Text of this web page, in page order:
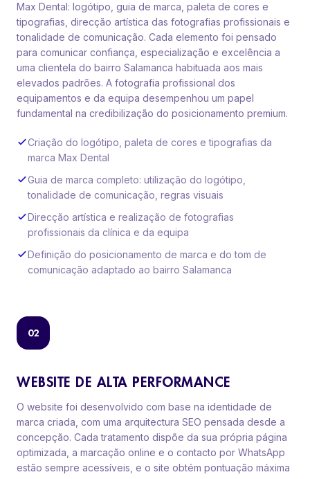
Max Dental: logótipo, guia de marca, paleta de cores e
tipografias, direcção artística das fotografias profissionais e
tonalidade de comunicação. Cada elemento foi pensado
para comunicar confiança, especialização e excelência a
uma clientela do bairro Salamanca habituada aos mais
elevados padrões. A fotografia profissional dos
equipamentos e da equipa desempenhou um papel
fundamental na credibilização do posicionamento premium.
Criação do logótipo, paleta de cores e tipografias da
marca Max Dental
Guia de marca completo: utilização do logótipo,
tonalidade de comunicação, regras visuais
Direcção artística e realização de fotografias
profissionais da clínica e da equipa
Definição do posicionamento de marca e do tom de
comunicação adaptado ao bairro Salamanca
02
WEBSITE DE ALTA PERFORMANCE
O website foi desenvolvido com base na identidade de
marca criada, com uma arquitectura SEO pensada desde a
concepção. Cada tratamento dispõe da sua própria página
optimizada, a marcação online e o contacto por WhatsApp
estão sempre acessíveis, e o site obtém pontuação máxima